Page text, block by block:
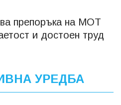
препоръка на МОТ
и достоен труд
УРЕДБА